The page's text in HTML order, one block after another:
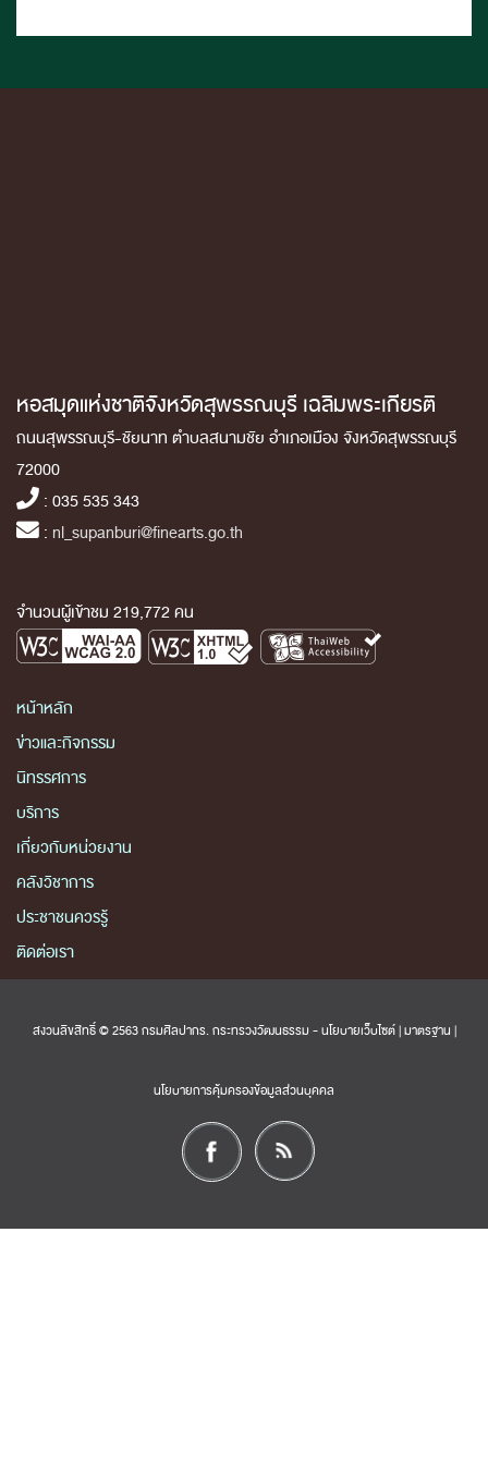
หอสมุดแห่งชาติจังหวัดสุพรรณบุรี เฉลิมพระเกียรติ
ถนนสุพรรณบุรี-ชัยนาท ตำบลสนามชัย อำเภอเมือง จังหวัดสุพรรณบุรี
72000
: 035 535 343
: nl_supanburi@finearts.go.th
จำนวนผู้เข้าชม 219,772 คน
หน้าหลัก
ข่าวและกิจกรรม
นิทรรศการ
บริการ
เกี่ยวกับหน่วยงาน
คลังวิชาการ
ประชาชนควรรู้
ติดต่อเรา
สงวนลิขสิทธิ์ © 2563 กรมศิลปากร. กระทรวงวัฒนธรรม -นโยบายเว็บไซต์|มาตรฐาน |
นโยบายการคุ้มครองข้อมูลส่วนบุคคล